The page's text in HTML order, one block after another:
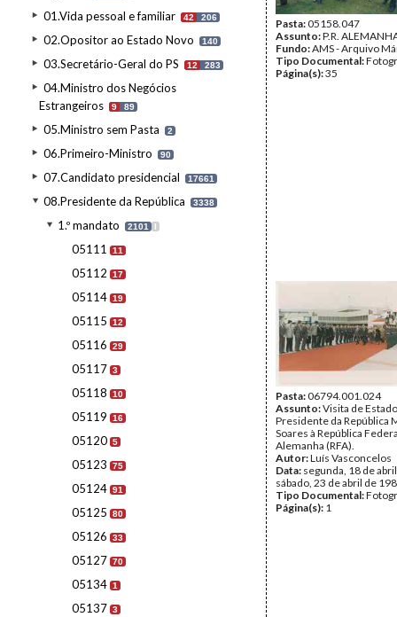
01.Vida pessoal e familiar 42 206
02.Opositor ao Estado Novo 140
03.Secretário-Geral do PS 12 283
04.Ministro dos Negócios
Estrangeiros
9 89
05.Ministro sem Pasta 2
06.Primeiro-Ministro 90
07.Candidato presidencial 17661
08.Presidente da República 3338
1.º mandato 2101 I
05111 11
05112 17
05114 19
05115 12
05116 29
05117 3
05118 10
05119 16
05120 5
05123 75
05124 91
05125 80
05126 33
05127 70
05134 1
05137 3
Pasta:05158.047
Assunto:P.R.
Fundo:AMS - Arquivo
Tipo Documental:
Página(s):35
Pasta:06794.001.024
Assunto:Visita de
Presidente da República
Soares à República
Alemanha (RFA).
Autor:Luís Vasconcelos
Data: segunda, 18 de
sábado, 23 de abril de
Tipo Documental:
Página(s): 1